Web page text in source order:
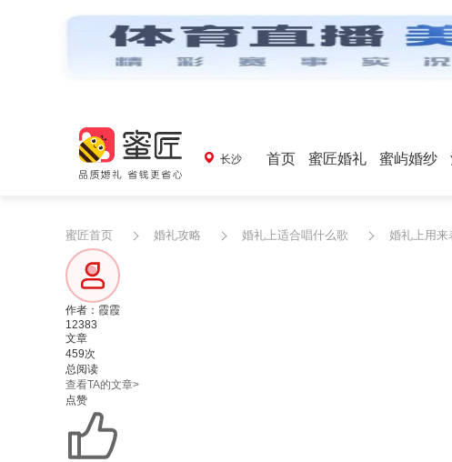
长沙 首页 蜜匠婚礼 蜜屿婚纱
蜜匠首页 婚礼攻略 婚礼上适合唱什么歌 婚礼上用
作者：霞霞
12383
文章
459次
总阅读
查看TA的文章>
点赞